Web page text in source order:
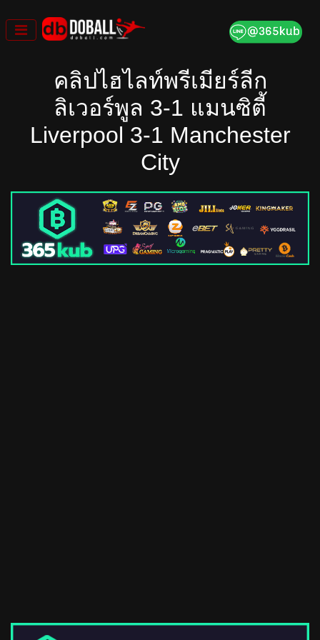
to
content
คลิปไฮไลท์พรีเมียร์ลีก
ลิเวอร์พูล 3-1 แมนซิตี้
Liverpool 3-1 Manchester
City